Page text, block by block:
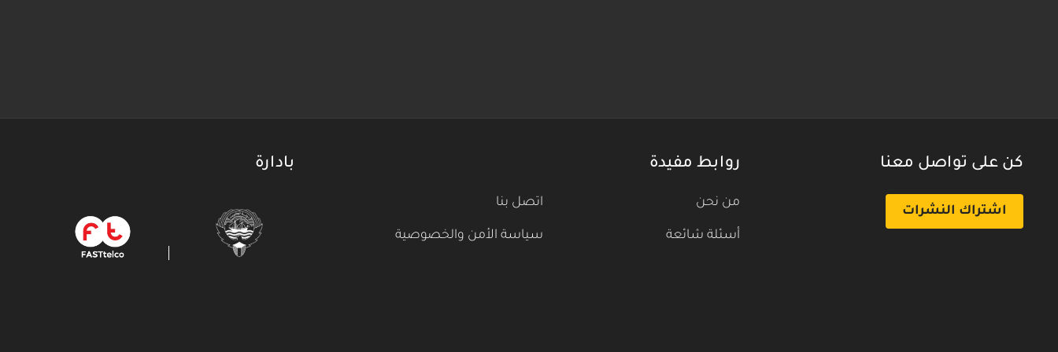
كن على تواصل معنا
اشتراك النشرات
روابط مفيدة
من نحن
أسئلة شائعة
اتصل بنا
سياسة الأمن والخصوصية
بادارة